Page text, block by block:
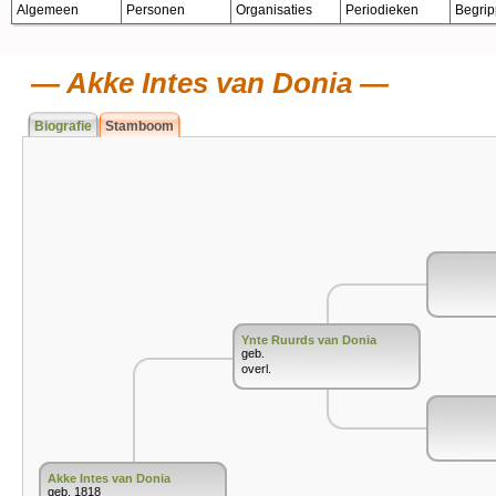
Algemeen Personen Organisaties Periodieken
Akke Intes van Donia
Biografie Stamboom
Akke Intes van Donia
geb. 1818
Ynte Ruurds van Donia
geb.
overl.